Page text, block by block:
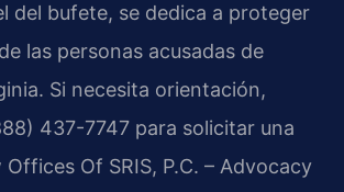
del bufete, se dedica a proteger
las personas acusadas de
Si necesita orientación,
437-7747 para solicitar una
Of SRIS, P.C. – Advocacy